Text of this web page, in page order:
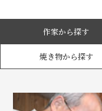
作家から探す
焼き物から探す